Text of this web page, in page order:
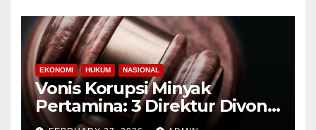
EKONOMI HUKUM NASIONAL
Vonis Korupsi Minyak
Pertamina: 3 Direktur Divonis
9-10 Tahun Penjara